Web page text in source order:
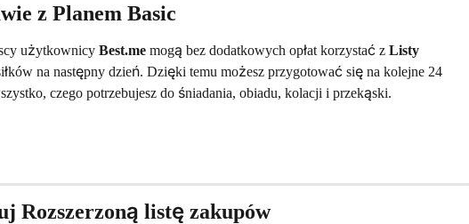
z Planem Basic
użytkownicy Best.me mogą bez dodatkowych opłat korzystać z Listy
na następny dzień. Dzięki temu możesz przygotować się na kolejne 24
czego potrzebujesz do śniadania, obiadu, kolacji i przekąski.
Rozszerzoną listę zakupów